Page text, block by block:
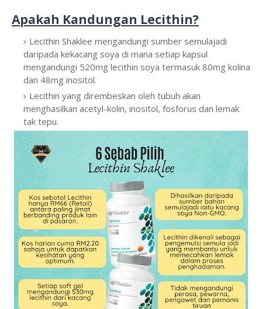
Apakah Kandungan Lecithin?
Lecithin Shaklee mengandungi sumber semulajadi
daripada kekacang soya di mana setiap kapsul
mengandungi 520mg lecithin soya termasuk 80mg kolina
dan 48mg inositol.
Lecithin yang dirembeskan oleh tubuh akan
menghasilkan acetyl-kolin, inositol, fosforus dan lemak
tak tepu.